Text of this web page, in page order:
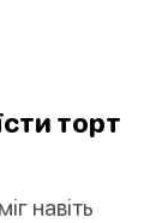
торт
навіть